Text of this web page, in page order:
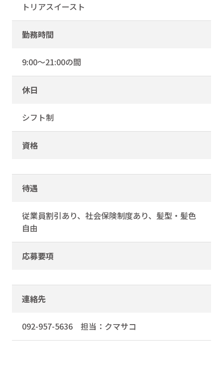
トリアスイースト
勤務時間
9:00～21:00の間
休日
シフト制
資格
待遇
従業員割引あり、社会保険制度あり、髪型・髪色
自由
応募要項
連絡先
092-957-5636 担当：クマサコ